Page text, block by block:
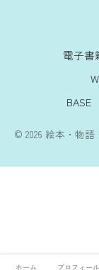
電子書
BASE
© 2026 絵本・物
ホーム プロフィール